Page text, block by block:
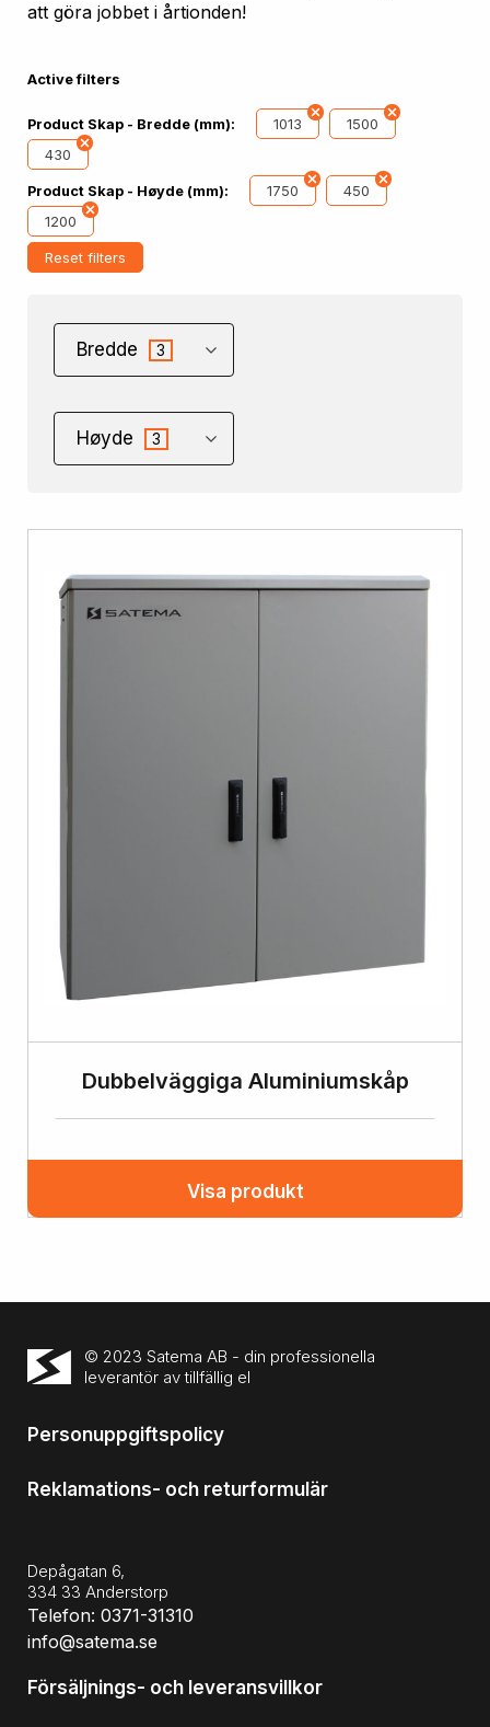
att göra jobbet i årtionden!
Active filters
Product Skap - Bredde (mm): 1013
1500
430
Product Skap - Høyde (mm): 1750
450
1200
Reset filters
Bredde 3
Høyde 3
Dubbelväggiga Aluminiumskåp
Visa produkt
© 2023 Satema AB - din professionella
leverantör av tillfällig el
Personuppgiftspolicy
Reklamations- och returformulär
Depågatan 6,
334 33 Anderstorp
Telefon: 0371-31310
info@satema.se
Försäljnings- och leveransvillkor